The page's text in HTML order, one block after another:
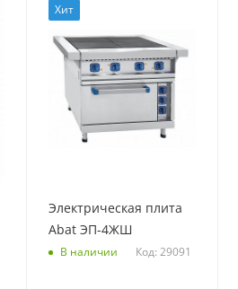
Хит
Электрическая плита
Abat ЭП-4ЖШ
В наличии Код: 29091